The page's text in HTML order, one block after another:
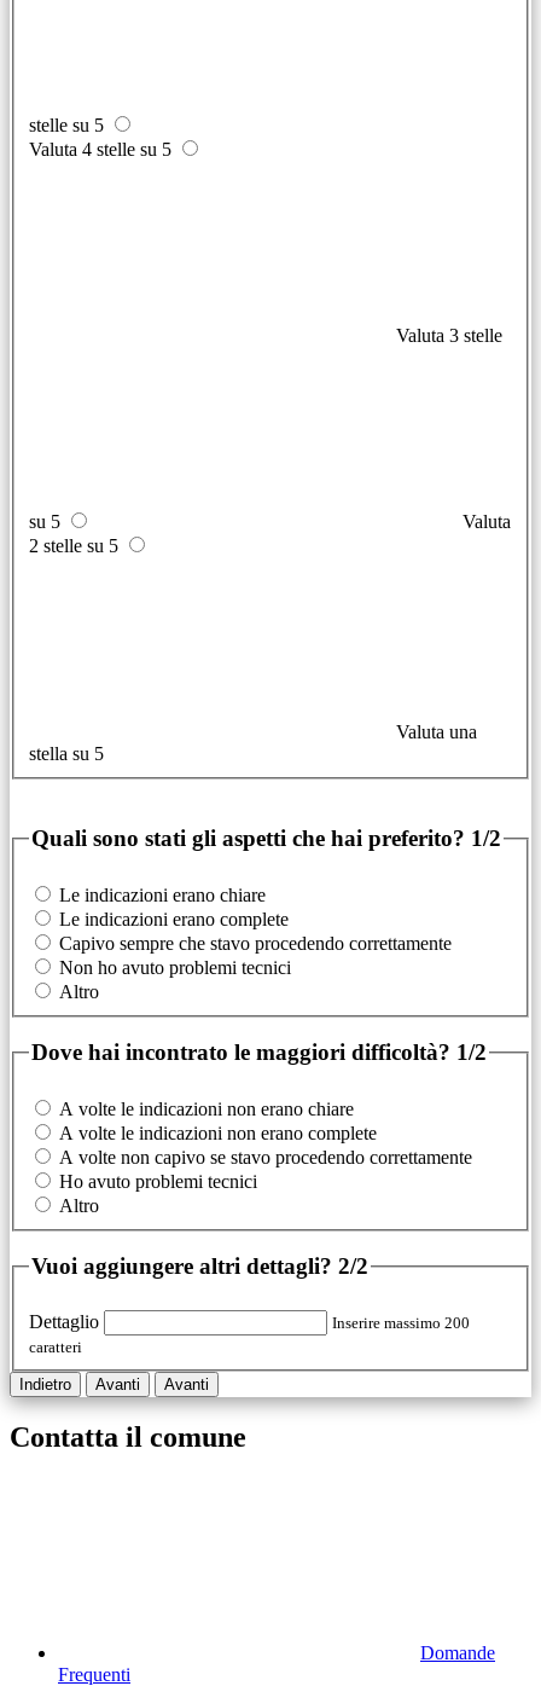
stelle su 5
Valuta 4 stelle su 5
Valuta 3 stelle
su 5
Valuta
2 stelle su 5
Valuta una
stella su 5
Quali sono stati gli aspetti che hai preferito? 1/2
Le indicazioni erano chiare
Le indicazioni erano complete
Capivo sempre che stavo procedendo correttamente
Non ho avuto problemi tecnici
Altro
Dove hai incontrato le maggiori difficoltà? 1/2
A volte le indicazioni non erano chiare
A volte le indicazioni non erano complete
A volte non capivo se stavo procedendo correttamente
Ho avuto problemi tecnici
Altro
Vuoi aggiungere altri dettagli? 2/2
Dettaglio
Inserire massimo 200
caratteri
Indietro Avanti Avanti
Contatta il comune
Domande
Frequenti